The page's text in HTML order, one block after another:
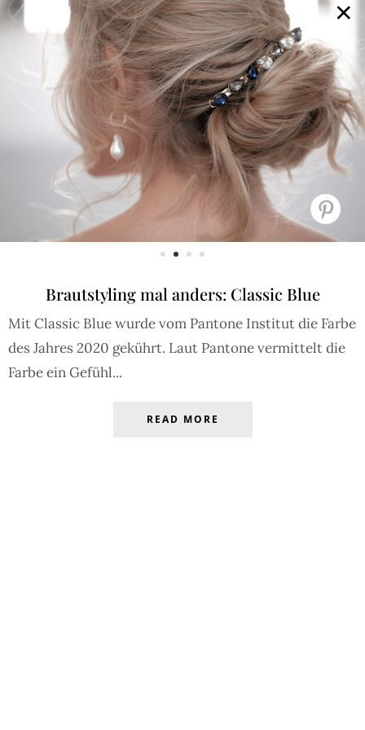
×
Brautstyling mal anders: Classic Blue
Mit Classic Blue wurde vom Pantone Institut die Farbe
des Jahres 2020 gekührt. Laut Pantone vermittelt die
Farbe ein Gefühl...
SELECTION BRAUTMODE SHOP IT JOURNAL
Array ( [0] => extra_args [1] => Array ( [post__not_in] =>
Array ( [0] => 83212 ) ) )